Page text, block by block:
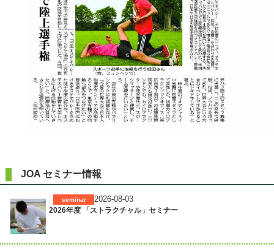
JOA セミナー情報
2026-08-03
seminar
2026年度 「ストラクチャル」セミナー